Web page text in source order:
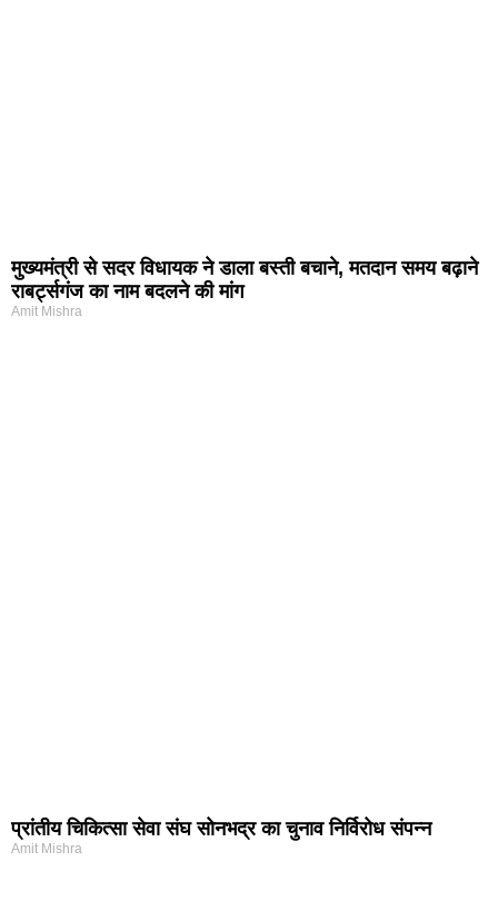
मुख्यमंत्री से सदर विधायक ने डाला बस्ती बचाने, मतदान समय बढ़ाने
राबर्ट्सगंज का नाम बदलने की मांग
Amit Mishra
प्रांतीय चिकित्सा सेवा संघ सोनभद्र का चुनाव निर्विरोध संपन्न
Amit Mishra